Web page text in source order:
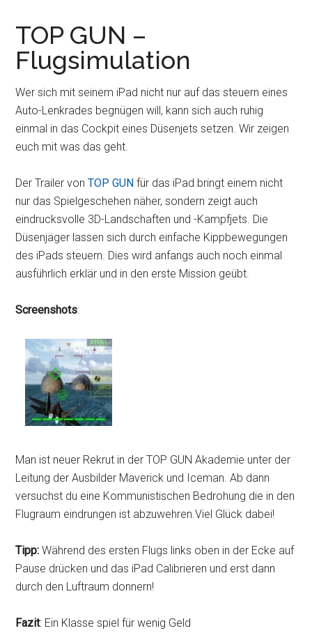
TOP GUN –
Flugsimulation
Wer sich mit seinem iPad nicht nur auf das steuern eines
Auto-Lenkrades begnügen will, kann sich auch ruhig
einmal in das Cockpit eines Düsenjets setzen. Wir zeigen
euch mit was das geht.
Der Trailer vonTOP GUN für das iPad bringt einem nicht
nur das Spielgeschehen näher, sondern zeigt auch
eindrucksvolle 3D-Landschaften und -Kampfjets. Die
Düsenjäger lassen sich durch einfache Kippbewegungen
des iPads steuern. Dies wird anfangs auch noch einmal
ausführlich erklär und in den erste Mission geübt.
Screenshots:
Man ist neuer Rekrut in der TOP GUN Akademie unter der
Leitung der Ausbilder Maverick und Iceman. Ab dann
versuchst du eine Kommunistischen Bedrohung die in den
Flugraum eindrungen ist abzuwehren.Viel Glück dabei!
Tipp:Während des ersten Flugs links oben in der Ecke auf
Pause drücken und das iPad Calibrieren und erst dann
durch den Luftraum donnern!
Fazit: Ein Klasse spiel für wenig Geld